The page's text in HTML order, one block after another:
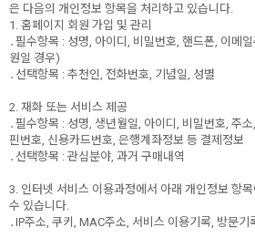
은 다음의 개인정보 항목을 처리하고 있습니다.
1. 홈페이지 회원 가입 및 관리
․필수항목 : 성명, 아이디, 비밀번호, 핸드폰, 이메
원일 경우)
․선택항목 : 추천인, 전화번호, 기념일, 성별
2. 재화 또는 서비스 제공
․필수항목 : 성명, 생년월일, 아이디, 비밀번호, 주
핀번호, 신용카드번호, 은행계좌정보 등 결제정보
․선택항목 : 관심분야, 과거 구매내역
3. 인터넷 서비스 이용과정에서 아래 개인정보 항
수 있습니다.
․IP주소, 쿠키, MAC주소, 서비스 이용기록, 방문기